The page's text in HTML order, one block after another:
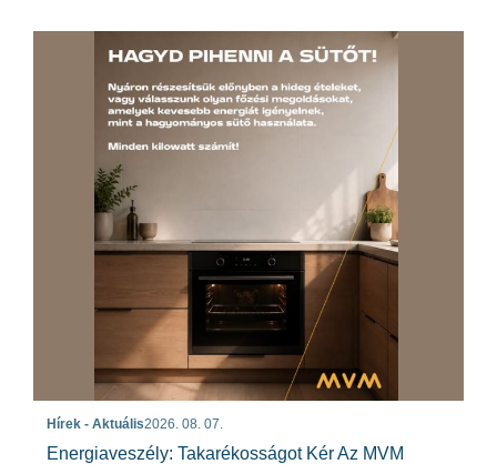
Hírek - Aktuális2026. 08. 07.
Energiaveszély: Takarékosságot Kér Az MVM